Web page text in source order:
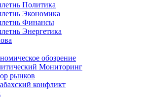
Политика
Экономика
Финансы
Энергетика
обозрение
Мониторинг
рынков
конфликт